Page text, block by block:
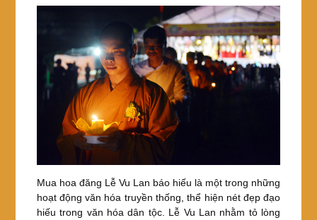
Mua hoa đăng Lễ Vu Lan báo hiếu là một trong những
hoạt động văn hóa truyền thống, thể hiện nét đẹp đạo
hiếu trong văn hóa dân tộc. Lễ Vu Lan nhằm tỏ lòng